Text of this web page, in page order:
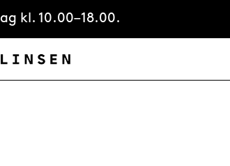
kl. 10.00–18.00.